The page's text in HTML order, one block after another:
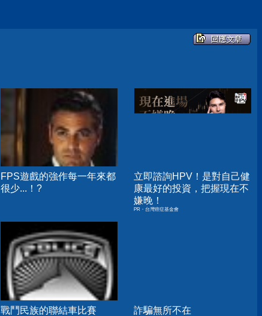
FPS遊戲的強作每一年來都
很少...！?
立即諮詢HPV！是對自己健
康最好的投資，把握現在不
嫌晚！
PR・台灣癌症基金會
戰鬥民族的聯結車比賽 詐騙無所不在